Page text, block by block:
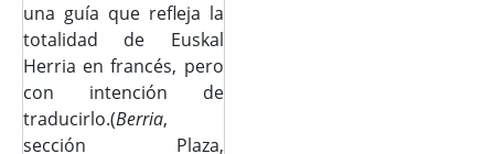
una guía que refleja la
totalidad de Euskal
Herria en francés, pero
con intención de
traducirlo.(Berria,
sección Plaza,